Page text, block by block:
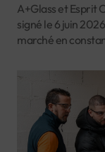
A+Glass et Esprit
signé le 6 juin
marché en